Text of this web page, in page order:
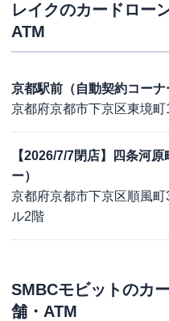
レイクのカードロー
ATM
京都駅前（自動契約コーナ
京都府京都市下京区東境
【2026/7/7閉店】四条河
ー）
京都府京都市下京区順風
ル2階
SMBCモビットのカ
舗・ATM